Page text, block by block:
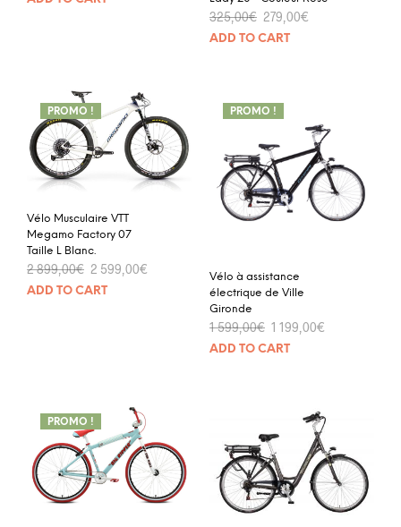
325,00€ 279,00€
ADD TO CART
PROMO !
Vélo Musculaire VTT
Megamo Factory 07
Taille L Blanc.
2 899,00€ 2 599,00€
ADD TO CART
PROMO !
Vélo à assistance
électrique de Ville
Gironde
1 599,00€ 1 199,00€
ADD TO CART
PROMO !